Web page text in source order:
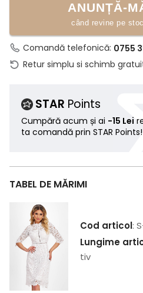
ANUNȚĂ-
când revine pe stoc
Comandă telefonică: 0755
Retur simplu si schimb
STAR Points
Cumpără acum și ai -15 Lei
ta comandă prin STAR Points!
TABEL DE MĂRIMI
Cod articol:
Lungime
tiv